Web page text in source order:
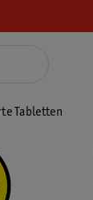
Tabletten